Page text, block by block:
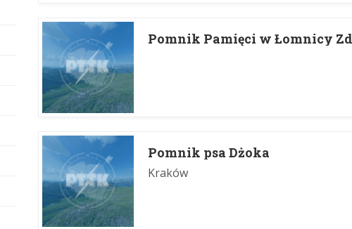
Pomnik Pamięci w Łomnicy
Pomnik psa Dżoka
Kraków